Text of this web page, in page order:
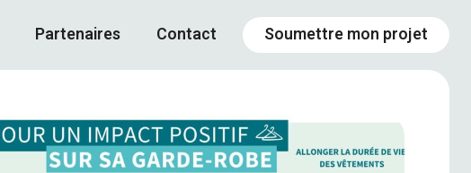
Partenaires Contact Soumettre mon projet